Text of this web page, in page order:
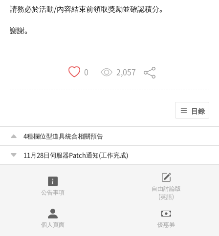
請務必於活動/內容結束前領取獎勵並確認積分。
謝謝。
0 2,057
目錄
4種欄位型道具統合相關預告
11月28日伺服器Patch通知(工作完成)
公告事項
自由討論版
(英語)
個人頁面 優惠券